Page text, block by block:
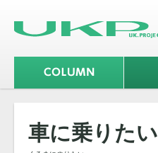
車に乗りたい